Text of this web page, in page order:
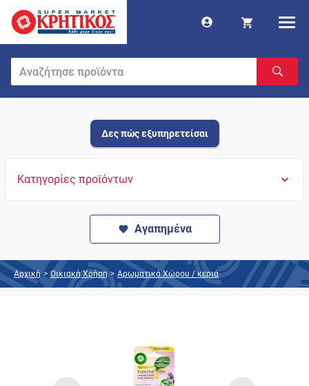
Δες πώς εξυπηρετείσαι
Κατηγορίες προϊόντων
Αγαπημένα
Αρχική > Οικιακή Χρήση > Αρωματικά Χώρου / κεριά